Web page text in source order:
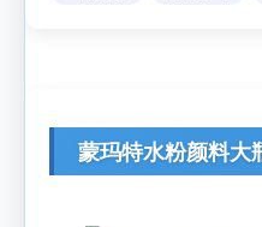
蒙玛特水粉颜料大